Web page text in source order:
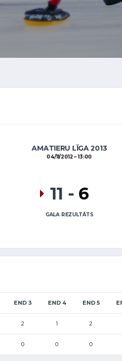
AMATIERU LĪGA 2013
04/11/2012 13:00
11 - 6
GALA REZULTĀTS
END 3 END 4 END 5
2 1 2
0 0 0